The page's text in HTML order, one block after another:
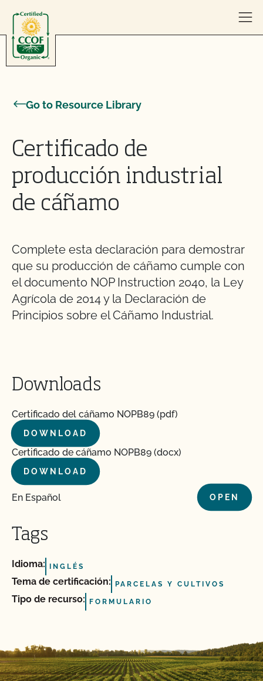
Go to Resource Library
Certificado de
producción industrial
de cáñamo
Complete esta declaración para demostrar
que su producción de cáñamo cumple con
el documento NOP Instruction 2040, la Ley
Agrícola de 2014 y la Declaración de
Principios sobre el Cáñamo Industrial.
Downloads
Certificado del cáñamo NOPB89 (pdf)
DOWNLOAD
Certificado de cáñamo NOPB89 (docx)
DOWNLOAD
En Español OPEN
Tags
Idioma: INGLÉS
Tema de certificación: PARCELAS Y CULTIVOS
Tipo de recurso: FORMULARIO